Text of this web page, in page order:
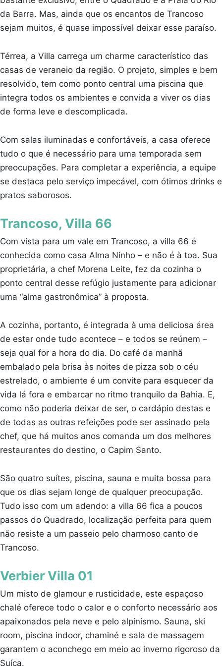
da Barra. Mas, ainda que os encantos de Trancoso
sejam muitos, é quase impossível deixar esse paraíso.
Térrea, a Villa carrega um charme característico das
casas de veraneio da região. O projeto, simples e bem
resolvido, tem como ponto central uma piscina que
integra todos os ambientes e convida a viver os dias
de forma leve e descomplicada.
Com salas iluminadas e confortáveis, a casa oferece
tudo o que é necessário para uma temporada sem
preocupações. Para completar a experiência, a equipe
se destaca pelo serviço impecável, com ótimos drinks e
pratos saborosos.
Trancoso, Villa 66
Com vista para um vale em Trancoso, a villa 66 é
conhecida como casa Alma Ninho – e não é à toa. Sua
proprietária, a chef Morena Leite, fez da cozinha o
ponto central desse refúgio justamente para adicionar
uma “alma gastronômica” à proposta.
A cozinha, portanto, é integrada à uma deliciosa área
de estar onde tudo acontece – e todos se reúnem –
seja qual for a hora do dia. Do café da manhã
embalado pela brisa às noites de pizza sob o céu
estrelado, o ambiente é um convite para esquecer da
vida lá fora e embarcar no ritmo tranquilo da Bahia. E,
como não poderia deixar de ser, o cardápio destas e
de todas as outras refeições pode ser assinado pela
chef, que há muitos anos comanda um dos melhores
restaurantes do destino, o Capim Santo.
São quatro suítes, piscina, sauna e muita bossa para
que os dias sejam longe de qualquer preocupação.
Tudo isso com um adendo: a villa 66 fica a poucos
passos do Quadrado, localização perfeita para quem
não resiste a um passeio pelo charmoso canto de
Trancoso.
Verbier Villa 01
Um misto de glamour e rusticidade, este espaçoso
chalé oferece todo o calor e o conforto necessário aos
apaixonados pela neve e pelo alpinismo. Sauna, ski
room, piscina indoor, chaminé e sala de massagem
garantem o aconchego em meio ao inverno rigoroso da
Suíça.